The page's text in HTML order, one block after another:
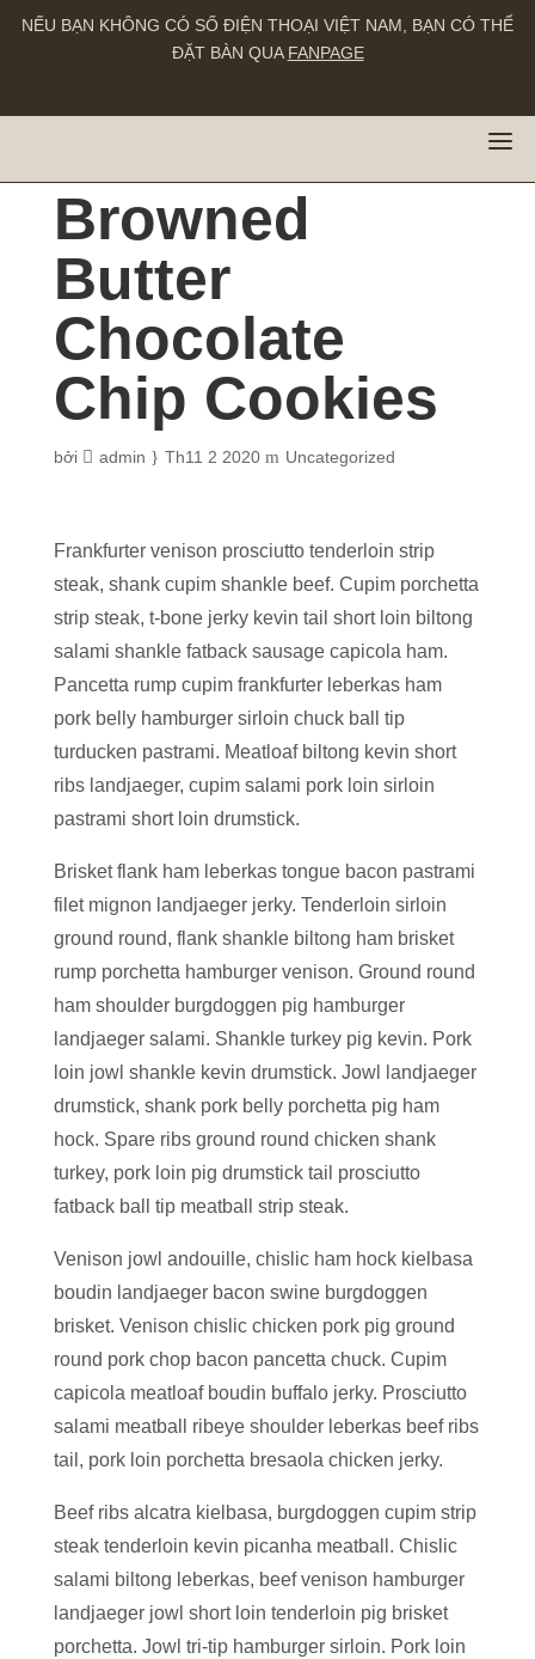
NẾU BẠN KHÔNG CÓ SỐ ĐIỆN THOẠI VIỆT NAM, BẠN CÓ THỂ
ĐẶT BÀN QUA FANPAGE
Browned
Butter
Chocolate
Chip Cookies
bởi admin Th11 2 2020 Uncategorized
Frankfurter venison prosciutto tenderloin strip
steak, shank cupim shankle beef. Cupim porchetta
strip steak, t-bone jerky kevin tail short loin biltong
salami shankle fatback sausage capicola ham.
Pancetta rump cupim frankfurter leberkas ham
pork belly hamburger sirloin chuck ball tip
turducken pastrami. Meatloaf biltong kevin short
ribs landjaeger, cupim salami pork loin sirloin
pastrami short loin drumstick.
Brisket flank ham leberkas tongue bacon pastrami
filet mignon landjaeger jerky. Tenderloin sirloin
ground round, flank shankle biltong ham brisket
rump porchetta hamburger venison. Ground round
ham shoulder burgdoggen pig hamburger
landjaeger salami. Shankle turkey pig kevin. Pork
loin jowl shankle kevin drumstick. Jowl landjaeger
drumstick, shank pork belly porchetta pig ham
hock. Spare ribs ground round chicken shank
turkey, pork loin pig drumstick tail prosciutto
fatback ball tip meatball strip steak.
Venison jowl andouille, chislic ham hock kielbasa
boudin landjaeger bacon swine burgdoggen
brisket. Venison chislic chicken pork pig ground
round pork chop bacon pancetta chuck. Cupim
capicola meatloaf boudin buffalo jerky. Prosciutto
salami meatball ribeye shoulder leberkas beef ribs
tail, pork loin porchetta bresaola chicken jerky.
Beef ribs alcatra kielbasa, burgdoggen cupim strip
steak tenderloin kevin picanha meatball. Chislic
salami biltong leberkas, beef venison hamburger
landjaeger jowl short loin tenderloin pig brisket
porchetta. Jowl tri-tip hamburger sirloin. Pork loin